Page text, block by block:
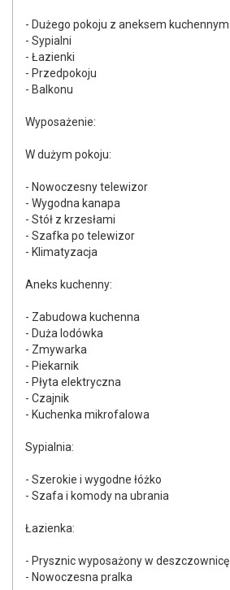
- Dużego pokoju z aneksem kuchennym
- Sypialni
- Łazienki
- Przedpokoju
- Balkonu
Wyposażenie:
W dużym pokoju:
- Nowoczesny telewizor
- Wygodna kanapa
- Stół z krzesłami
- Szafka po telewizor
- Klimatyzacja
Aneks kuchenny:
- Zabudowa kuchenna
- Duża lodówka
- Zmywarka
- Piekarnik
- Płyta elektryczna
- Czajnik
- Kuchenka mikrofalowa
Sypialnia:
- Szerokie i wygodne łóżko
- Szafa i komody na ubrania
Łazienka:
- Prysznic wyposażony w deszczownicę
- Nowoczesna pralka